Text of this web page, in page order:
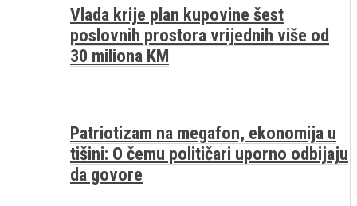
Vlada krije plan kupovine šest
poslovnih prostora vrijednih više od
30 miliona KM
Patriotizam na megafon, ekonomija u
tišini: O čemu političari uporno odbijaju
da govore